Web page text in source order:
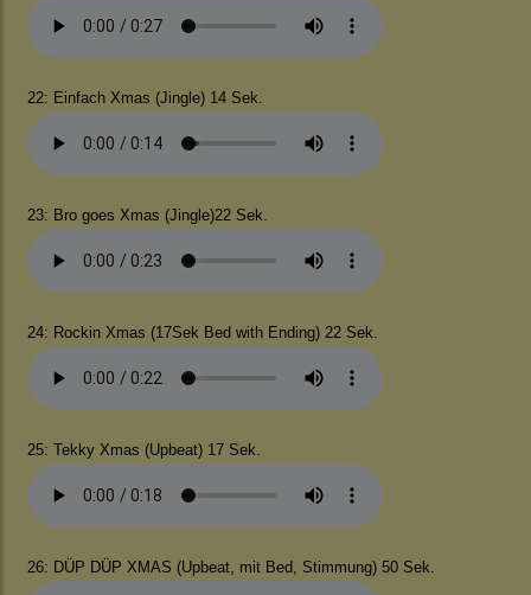
22: Einfach Xmas (Jingle) 14 Sek.
23: Bro goes Xmas (Jingle)22 Sek.
24: Rockin Xmas (17Sek Bed with Ending) 22 Sek.
25: Tekky Xmas (Upbeat) 17 Sek.
26: DÜP DÜP XMAS (Upbeat, mit Bed, Stimmung) 50 Sek.